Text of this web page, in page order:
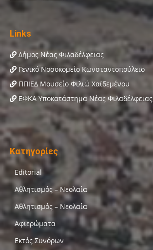
Links
Δήμος Νέας Φιλαδέλφειας
Γενικό Νοσοκομείο Κωνσταντοπούλειο
ΠΠΙΕΔ Μουσείο Φιλιώ Χαϊδεμένου
ΕΦΚΑ Υποκατάστημα Νέας Φιλαδέλφειας
Κατηγορίες
Editorial
Αθλητισμός – Νεολαία
Αθλητισμός – Νεολαία
Αφιερώματα
Εκτός Συνόρων